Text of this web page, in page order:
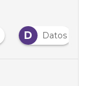
D Datos